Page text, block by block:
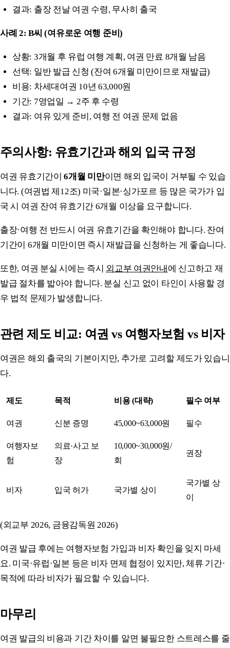
결과: 출장 전날 여권 수령, 무사히 출국
사례 2: B씨 (여유로운 여행 준비)
상황: 3개월 후 유럽 여행 계획, 여권 만료 8개월 남음
선택: 일반 발급 신청 (잔여 6개월 미만이므로 재발급)
비용: 차세대여권 10년 63,000원
기간: 7영업일 → 2주 후 수령
결과: 여유 있게 준비, 여행 전 여권 문제 없음
주의사항: 유효기간과 해외 입국 규정
여권 유효기간이6개월 미만이면 해외 입국이 거부될 수 있습
니다. (여권법 제12조) 미국·일본·싱가포르 등 많은 국가가 입
국 시 여권 잔여 유효기간 6개월 이상을 요구합니다.
출장·여행 전 반드시 여권 유효기간을 확인해야 합니다. 잔여
기간이 6개월 미만이면 즉시 재발급을 신청하는 게 좋습니다.
또한, 여권 분실 시에는 즉시 외교부 여권안내에 신고하고 재
발급 절차를 밟아야 합니다. 분실 신고 없이 타인이 사용할 경
우 법적 문제가 발생합니다.
관련 제도 비교: 여권 vs 여행자보험 vs 비자
여권은 해외 출국의 기본이지만, 추가로 고려할 제도가 있습니
다.
제도 목적 비용 (대략) 필수 여부
여권 신분 증명 45,000~63,000원 필수
여행자보
험
의료·사고 보
장
10,000~30,000원/
회
권장
비자 입국 허가 국가별 상이
국가별 상
이
(외교부 2026, 금융감독원 2026)
여권 발급 후에는 여행자보험 가입과 비자 확인을 잊지 마세
요. 미국·유럽·일본 등은 비자 면제 협정이 있지만, 체류 기간·
목적에 따라 비자가 필요할 수 있습니다.
마무리
여권 발급의 비용과 기간 차이를 알면 불필요한 스트레스를 줄